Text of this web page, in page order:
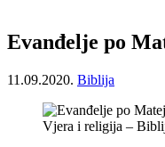
Evanđelje po
11.09.2020. Biblija
Vjera i religija –